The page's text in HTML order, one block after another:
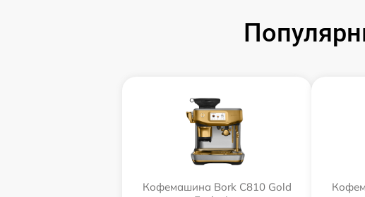
Кофемашина Bork C810 Gold